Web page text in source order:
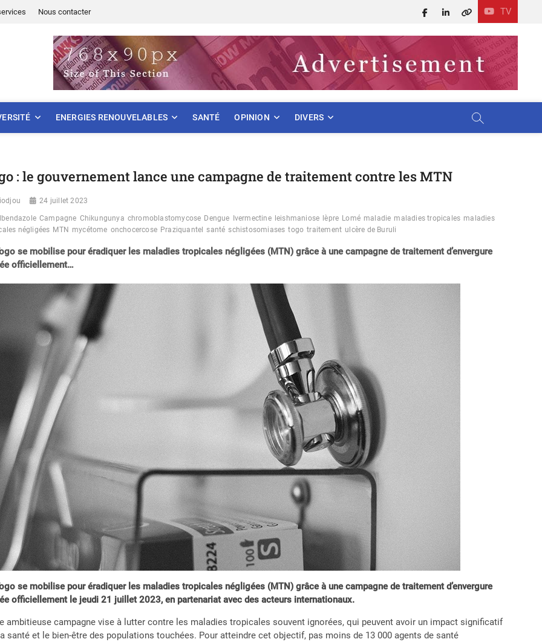
Nous contacter TV
Facebook
LinkedIn
X
ENERGIES RENOUVELABLES SANTÉ OPINION DIVERS
: le gouvernement lance une campagne de traitement contre les MTN
24 juillet 2023
Campagne Chikungunya chromoblastomycose Dengue Ivermectine leishmaniose lèpre Lomé maladie maladies tropicales maladies
négligées MTN mycétome onchocercose Praziquantel santé schistosomiases togo traitement ulcère de Buruli
se mobilise pour éradiquer les maladies tropicales négligées (MTN) grâce à une campagne de traitement d’envergure
officiellement…
se mobilise pour éradiquer les maladies tropicales négligées (MTN) grâce à une campagne de traitement d’envergure
officiellement le jeudi 21 juillet 2023, en partenariat avec des acteurs internationaux.
ambitieuse campagne vise à lutter contre les maladies tropicales souvent ignorées, qui peuvent avoir un impact significatif
santé et le bien-être des populations touchées. Pour atteindre cet objectif, pas moins de 13 000 agents de santé